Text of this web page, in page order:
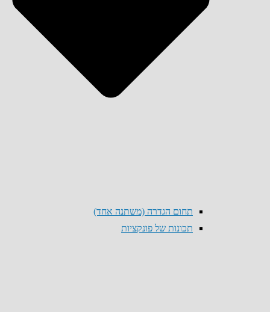
תחום הגדרה (משתנה אחד)
תכונות של פונקציות